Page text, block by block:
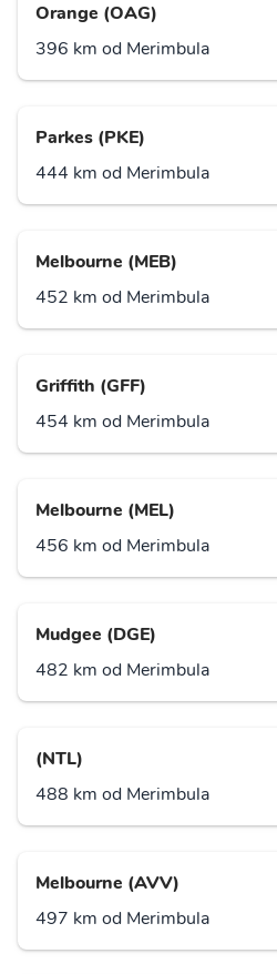
Orange (OAG)
396 km od Merimbula
Parkes (PKE)
444 km od Merimbula
Melbourne (MEB)
452 km od Merimbula
Griffith (GFF)
454 km od Merimbula
Melbourne (MEL)
456 km od Merimbula
Mudgee (DGE)
482 km od Merimbula
(NTL)
488 km od Merimbula
Melbourne (AVV)
497 km od Merimbula